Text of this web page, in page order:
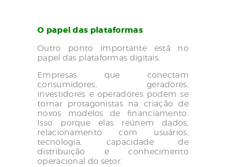
O papel das plataformas
Outro ponto importante está no
papel das plataformas digitais.
Empresas que conectam
consumidores, geradores,
investidores e operadores podem se
tornar protagonistas na criação de
novos modelos de financiamento.
Isso porque elas reúnem dados,
relacionamento com usuários,
tecnologia, capacidade de
distribuição e conhecimento
operacional do setor.